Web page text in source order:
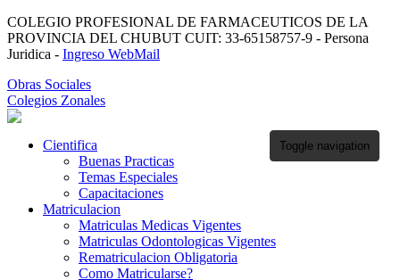
COLEGIO PROFESIONAL DE FARMACEUTICOS DE LA
PROVINCIA DEL CHUBUT CUIT: 33-65158757-9 - Persona
Juridica - Ingreso WebMail
Obras Sociales
Colegios Zonales
Toggle navigation
Cientifica
Buenas Practicas
Temas Especiales
Capacitaciones
Matriculacion
Matriculas Medicas Vigentes
Matriculas Odontologicas Vigentes
Rematriculacion Obligatoria
Como Matricularse?